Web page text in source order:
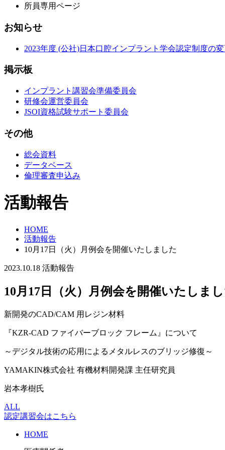
所員専用ページ
お知らせ
2023年度 (公社)日本口腔インプラント学会認定制度の
掲示板
インプラント講習会準備委員会
研修会運営委員会
JSOI資格試験サポート委員会
その他
総会資料
データベース
倫理審査申込み
活動報告
HOME
活動報告
10月17日（火）月例会を開催いたしました
2023.10.18 活動報告
10月17日（火）月例会を開催いたしま
新開発のCAD/CAM 用レジン材料
『KZR-CAD ファイバーブロック フレーム』について
～デジタル技術の応用によるメタルレスのブリッジ修復～
YAMAKIN株式会社 有機材料開発課 主任研究員
岩本孝樹氏
ALL
認定講習会はこちら
HOME